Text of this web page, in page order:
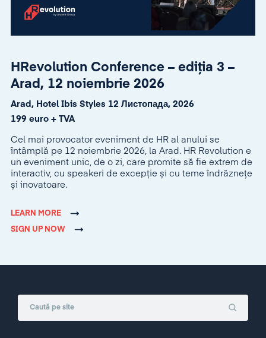
HRevolution Conference – ediția 3 –
Arad, 12 noiembrie 2026
Arad, Hotel Ibis Styles 12 Листопада, 2026
199 euro + TVA
Cel mai provocator eveniment de HR al anului se
întâmplă pe 12 noiembrie 2026, la Arad. HR Revolution e
un eveniment unic, de o zi, care promite să fie extrem de
interactiv, cu speakeri de excepție și cu teme îndrăznețe
și inovatoare.
LEARN MORE
SIGN UP NOW